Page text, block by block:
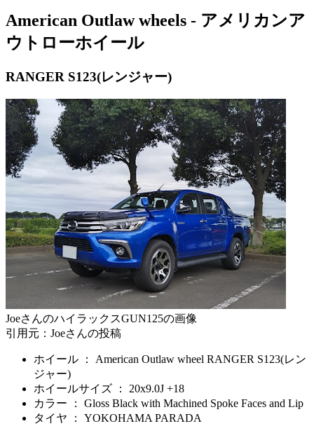
American Outlaw wheels - アメリカンア
ウトローホイール
RANGER S123(レンジャー)
JoeさんのハイラックスGUN125の画像
引用元：Joeさんの投稿
ホイール ： American Outlaw wheel RANGER S123(レン
ジャー)
ホイールサイズ ： 20x9.0J +18
カラー ： Gloss Black with Machined Spoke Faces and Lip
タイヤ ： YOKOHAMA PARADA